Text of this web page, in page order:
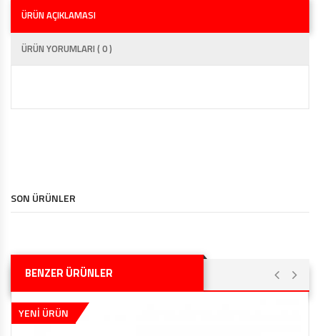
ÜRÜN AÇIKLAMASI
ÜRÜN YORUMLARI ( 0 )
SON ÜRÜNLER
BENZER ÜRÜNLER
YENİ ÜRÜN